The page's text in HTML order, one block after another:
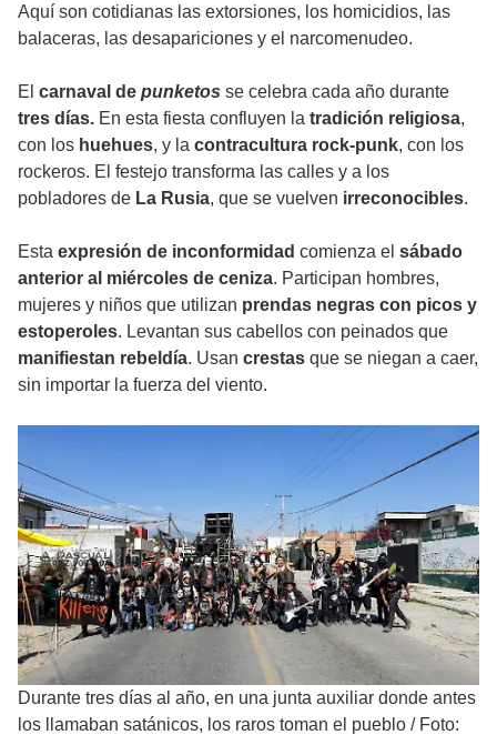
Aquí son cotidianas las extorsiones, los homicidios, las
balaceras, las desapariciones y el narcomenudeo.
El carnaval de punketos se celebra cada año durante
tres días. En esta fiesta confluyen la tradición religiosa,
con los huehues, y la contracultura rock-punk, con los
rockeros. El festejo transforma las calles y a los
pobladores de La Rusia, que se vuelven irreconocibles.
Esta expresión de inconformidad comienza el sábado
anterior al miércoles de ceniza. Participan hombres,
mujeres y niños que utilizan prendas negras con picos y
estoperoles. Levantan sus cabellos con peinados que
manifiestan rebeldía. Usan crestas que se niegan a caer,
sin importar la fuerza del viento.
Durante tres días al año, en una junta auxiliar donde antes
los llamaban satánicos, los raros toman el pueblo / Foto: